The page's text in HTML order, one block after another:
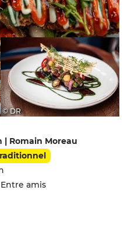
© DR
| Romain Moreau
amis